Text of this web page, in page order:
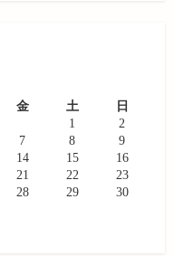
金 土
日
1
2
7 8
9
14 15
16
21 22
23
28 29
30